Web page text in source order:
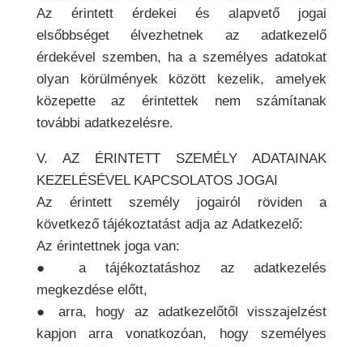
Az érintett érdekei és alapvető jogai
elsőbbséget élvezhetnek az adatkezelő
érdekével szemben, ha a személyes adatokat
olyan körülmények között kezelik, amelyek
közepette az érintettek nem számítanak
további adatkezelésre.
V. AZ ÉRINTETT SZEMÉLY ADATAINAK
KEZELÉSÉVEL KAPCSOLATOS JOGAI
Az érintett személy jogairól röviden a
következő tájékoztatást adja az Adatkezelő:
Az érintettnek joga van:
● a tájékoztatáshoz az adatkezelés
megkezdése előtt,
● arra, hogy az adatkezelőtől visszajelzést
kapjon arra vonatkozóan, hogy személyes